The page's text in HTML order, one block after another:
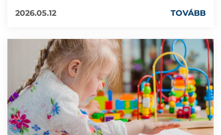
2026.05.12
TOVÁBB